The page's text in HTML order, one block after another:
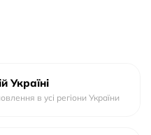
Україні
в усі регіони України